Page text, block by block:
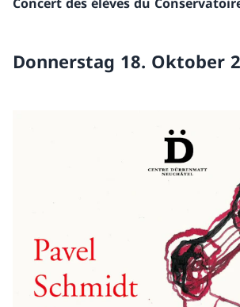
Donnerstag 18. Oktober